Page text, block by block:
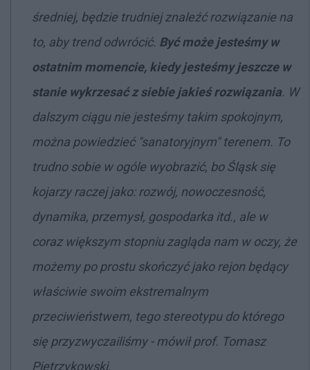
średniej, będzie trudniej znaleźć rozwiązanie na
to, aby trend odwrócić. Być może jesteśmy w
ostatnim momencie, kiedy jesteśmy jeszcze w
stanie wykrzesać z siebie jakieś rozwiązania. W
dalszym ciągu nie jesteśmy takim spokojnym,
można powiedzieć "sanatoryjnym" terenem. To
trudno sobie w ogóle wyobrazić, bo Śląsk się
kojarzy raczej jako: rozwój, nowoczesność,
dynamika, przemysł, gospodarka itd., ale w
coraz większym stopniu zagląda nam w oczy, że
możemy po prostu skończyć jako rejon będący
właściwie swoim ekstremalnym
przeciwieństwem, tego stereotypu do którego
się przyzwyczailiśmy - mówił prof. Tomasz
Pietrzykowski.